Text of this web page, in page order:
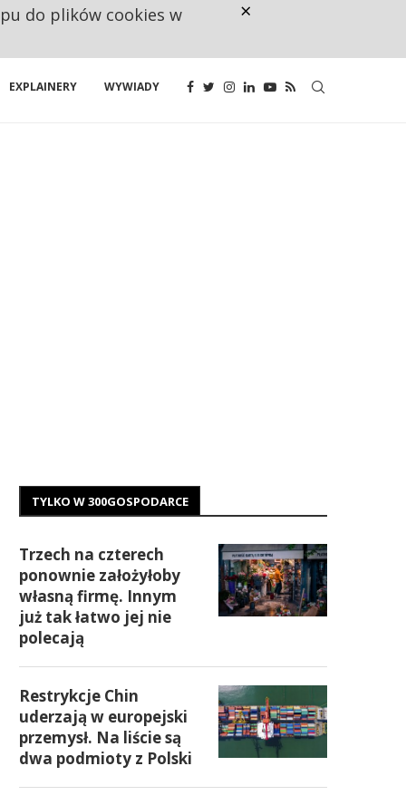
EXPLAINERY WYWIADY
TYLKO W 300GOSPODARCE
Trzech na czterech
ponownie założyłoby
własną firmę. Innym
już tak łatwo jej nie
polecają
Restrykcje Chin
uderzają w europejski
przemysł. Na liście są
dwa podmioty z Polski
do plików cookies w ×